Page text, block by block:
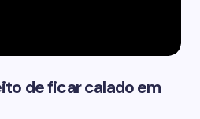
de ficar calado em